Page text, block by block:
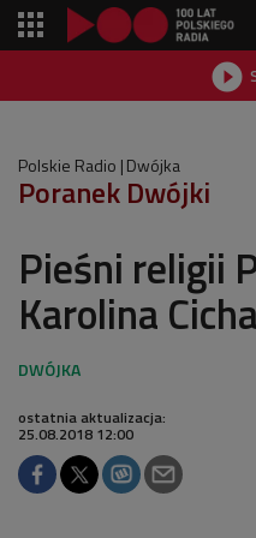

Polskie Radio Dwójka
Poranek Dwójki
Pieśni religii
Karolina
ostatnia aktualizacja:
25.08.2018 12:00